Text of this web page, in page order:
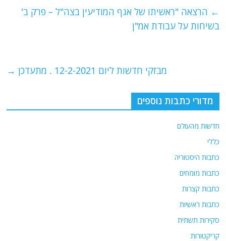
s
A
g
ra
l
er
e
k
← הרצאה "ראשיתו של אגף המודיעין בצה"ל – פרק ב'
בשיחות על עבודת אמ"ן
מבזקי חדשות ליום 12-2-2021 . מתעדכן →
מדורי כתבות נוספים
חדשות מהעולם
כללי
כתבות היסטוריה
כתבות מומחים
כתבות קצרות
כתבות ראשיות
סקירות תשתית
קריקטורות